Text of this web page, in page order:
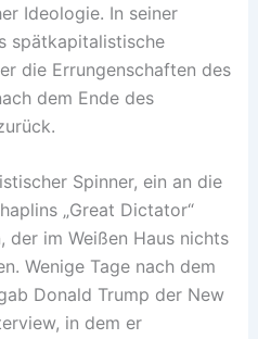
Ideologie. In seiner
spätkapitalistische
die Errungenschaften des
dem Ende des
Spinner, ein an die
„Great Dictator“
der im Weißen Haus nichts
Wenige Tage nach dem
Donald Trump der New
in dem er